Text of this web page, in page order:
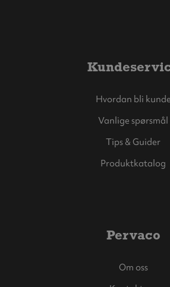
Hvordan bli kunde
Vanlige spørsmål
Tips & Guider
Produktkatalog
Pervaco
Om oss